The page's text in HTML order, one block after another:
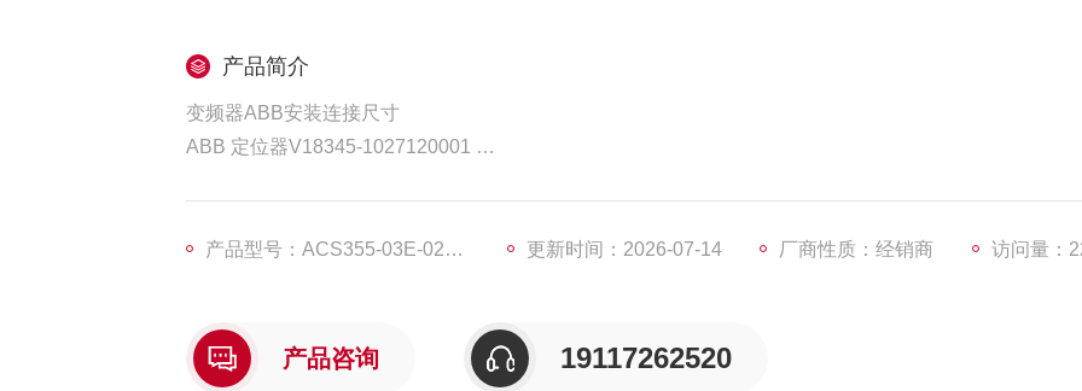
产品简介
变频器ABB安装连接尺寸
ABB 定位器V18345-1027120001
产品型号：ACS355-03E-02A4-4
更新时间：2026-07-14 厂商性质：经销商 访问量：
产品咨询 19117262520